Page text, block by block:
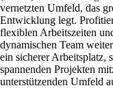
vernetzten Umfeld, das
Entwicklung legt.
flexiblen Arbeitszeiten
dynamischen Team
ein sicherer Arbeitsplatz,
spannenden Projekten
unterstützenden Umfeld